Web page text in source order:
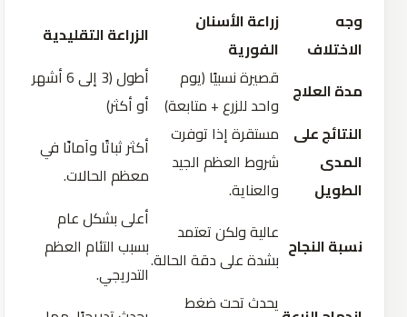
وجه
الاختلاف
زراعة الأسنان
الفورية
الزراعة التقليدية
مدة العلاج قصيرة نسبيًا (يوم
واحد للزرع + متابعة)
أطول (3 إلى 6 أشهر
أو أكثر)
النتائج على
المدى
الطويل
مستقرة إذا توفرت
شروط العظم الجيد
والعناية.
أكثر ثباتًا وآمانًا في
معظم الحالات.
نسبة النجاح
عالية ولكن تعتمد
بشدة على دقة الحالة.
أعلى بشكل عام
بسبب التئام العظم
التدريجي.
يحدث تحت ضغط